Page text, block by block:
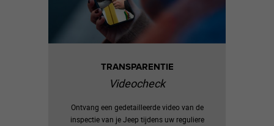
TRANSPARENTIE
Videocheck
Ontvang een gedetailleerde video van de
inspectie van je Jeep tijdens uw reguliere